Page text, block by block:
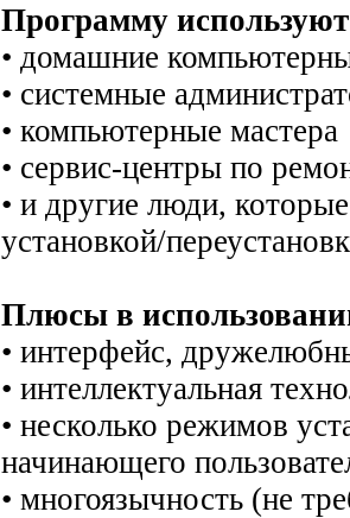
Программу
• домашние
• системные
• компьютерные мастера
• сервис-центры по
• и другие люди,
установкой/
Плюсы в
• интерфейс,
• интеллектуальная
• несколько режимов
начинающего
• многоязычность (не